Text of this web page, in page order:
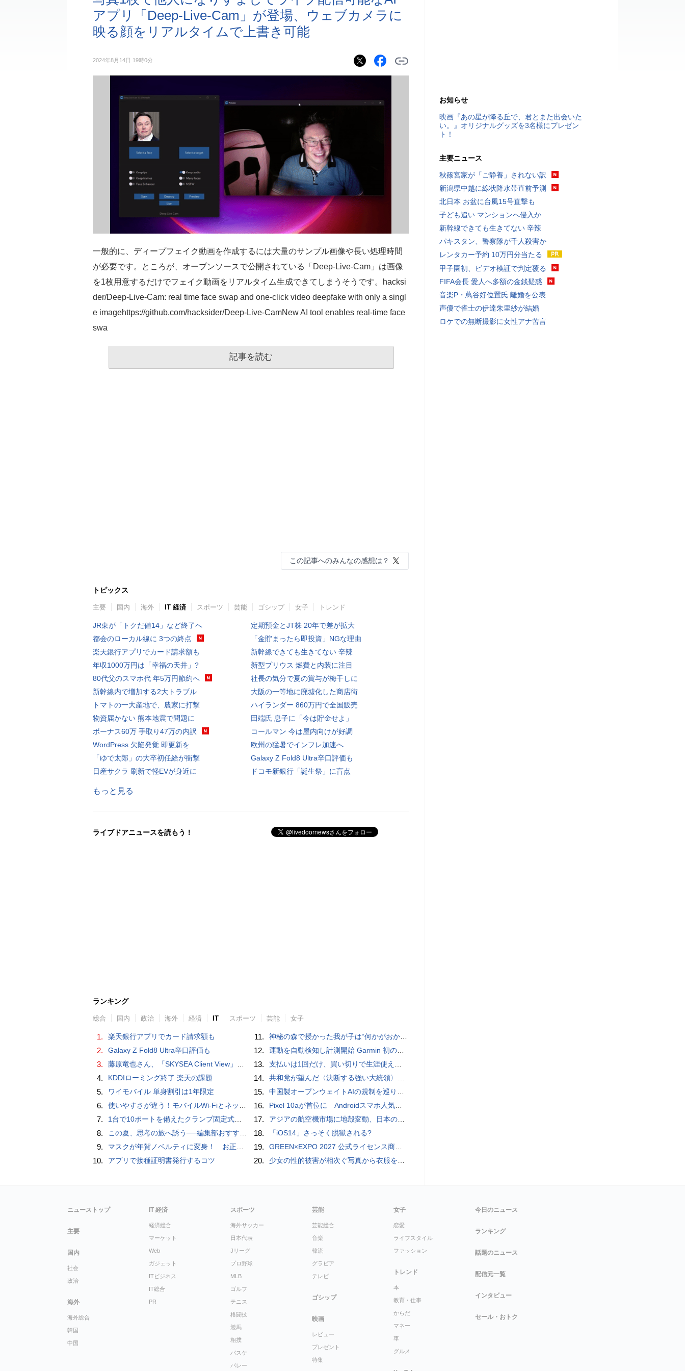
アプリ「Deep-Live-Cam」が登場、ウェブカメラに
映る顔をリアルタイムで上書き可能
2024年8月14日 19時0分
一般的に、ディープフェイク動画を作成するには大量のサンプル画像や長い処理時間
が必要です。ところが、オープンソースで公開されている「Deep-Live-Cam」は画像
を1枚用意するだけでフェイク動画をリアルタイム生成できてしまうそうです。hacksi
der/Deep-Live-Cam: real time face swap and one-click video deepfake with only a singl
e imagehttps://github.com/hacksider/Deep-Live-CamNew AI tool enables real-time face
swa
記事を読む
この記事へのみんなの感想は？
トピックス
主要 国内 海外 IT 経済 スポーツ 芸能 ゴシップ 女子 トレンド
JR東が「トクだ値14」など終了へ
都会のローカル線に 3つの終点
楽天銀行アプリでカード請求額も
年収1000万円は「幸福の天井」?
80代父のスマホ代 年5万円節約へ
新幹線内で増加する2大トラブル
トマトの一大産地で、農家に打撃
物資届かない 熊本地震で問題に
ボーナス60万 手取り47万の内訳
WordPress 欠陥発覚 即更新を
「ゆで太郎」の大卒初任給が衝撃
日産サクラ 刷新で軽EVが身近に
定期預金とJT株 20年で差が拡大
「金貯まったら即投資」NGな理由
新幹線できても生きてない 辛辣
新型プリウス 燃費と内装に注目
社長の気分で夏の賞与が梅干しに
大阪の一等地に廃墟化した商店街
ハイランダー 860万円で全国販売
田端氏 息子に「今は貯金せよ」
コールマン 今は屋内向けが好調
欧州の猛暑でインフレ加速へ
Galaxy Z Fold8 Ultra辛口評価も
ドコモ新銀行「誕生祭」に盲点
もっと見る
ライブドアニュースを読もう！
ランキング
総合 国内 政治 海外 経済 IT スポーツ 芸能 女子
1. 楽天銀行アプリでカード請求額も
2. Galaxy Z Fold8 Ultra辛口評価も
3. 藤原竜也さん、「SKYSEA Client View」新CMで「AI労務改善」をアピール 働き方をAIが分析したら「すぐに休んで」と言われる？
4. KDDIローミング終了 楽天の課題
5. ワイモバイル 単身割引は1年限定
6. 使いやすさが違う！モバイルWi-FiとネットHDD【PC-DIY 秋の陣】
7. 1台で10ポートを備えたクランプ固定式電源タップ「Anker Nano Power Strip (10-in-1, 70W, クランプ式)」レビュー
8. この夏、思考の旅へ誘う──編集部おすすめの7冊：WIRED BOOK GUIDE
9. マスクが年賀ノベルティに変身！ お正月特別パッケージの注文受付開始
10. アプリで接種証明書発行するコツ
11. 神秘の森で授かった我が子は“何かがおかしい”『ナイトボーン -夜哭-』本編映像解禁 母の絶叫顔うちわが全国の劇場に［ホラー通信］
12. 運動を自動検知し計測開始 Garmin 初のスマートバンドを発売 10日間のロングバッテリーで手間いらず
13. 支払いは1回だけ、買い切りで生涯使えるプランがあるオンラインストレージ4選
14. 共和党が望んだ〈決断する強い大統領〉が統治するアメリカの到来──「アメリカン・ドッペルゲンガー」by 池田純一#14
15. 中国製オープンウェイトAIの規制を巡り、シリコンバレーで意見が二分
16. Pixel 10aが首位に Androidスマホ人気ランキングTOP10 2026/8/8
17. アジアの航空機市場に地殻変動、日本のサプライヤーに影響も
18. 「iOS14」さっそく脱獄される?
19. GREEN×EXPO 2027 公式ライセンス商品！初の「トゥンクトゥンク」公式LINEスタンプ、販売開始
20. 少女の性的被害が相次ぐ写真から衣服を剥ぎ取るAIポルノアプリ「ClothOff」の背後にいる人物とは？
お知らせ
映画『あの星が降る丘で、君とまた出会いた
い。』オリジナルグッズを3名様にプレゼン
ト！
主要ニュース
秋篠宮家が「ご静養」されない訳
新潟県中越に線状降水帯直前予測
北日本 お盆に台風15号直撃も
子ども追い マンションへ侵入か
新幹線できても生きてない 辛辣
パキスタン、警察隊が千人殺害か
レンタカー予約 10万円分当たる
甲子園初、ビデオ検証で判定覆る
FIFA会長 愛人へ多額の金銭疑惑
音楽P・蔦谷好位置氏 離婚を公表
声優で雀士の伊達朱里紗が結婚
ロケでの無断撮影に女性アナ苦言
ニューストップ
主要
国内
社会
政治
海外
海外総合
韓国
中国
IT 経済
経済総合
マーケット
Web
ガジェット
ITビジネス
IT総合
PR
スポーツ
海外サッカー
日本代表
Jリーグ
プロ野球
MLB
ゴルフ
テニス
格闘技
競馬
相撲
バスケ
バレー
芸能
芸能総合
音楽
韓流
グラビア
テレビ
ゴシップ
映画
レビュー
プレゼント
特集
女子
恋愛
ライフスタイル
ファッション
トレンド
本
教育・仕事
からだ
マネー
車
グルメ
今日のニュース
ランキング
話題のニュース
配信元一覧
インタビュー
セール・おトク